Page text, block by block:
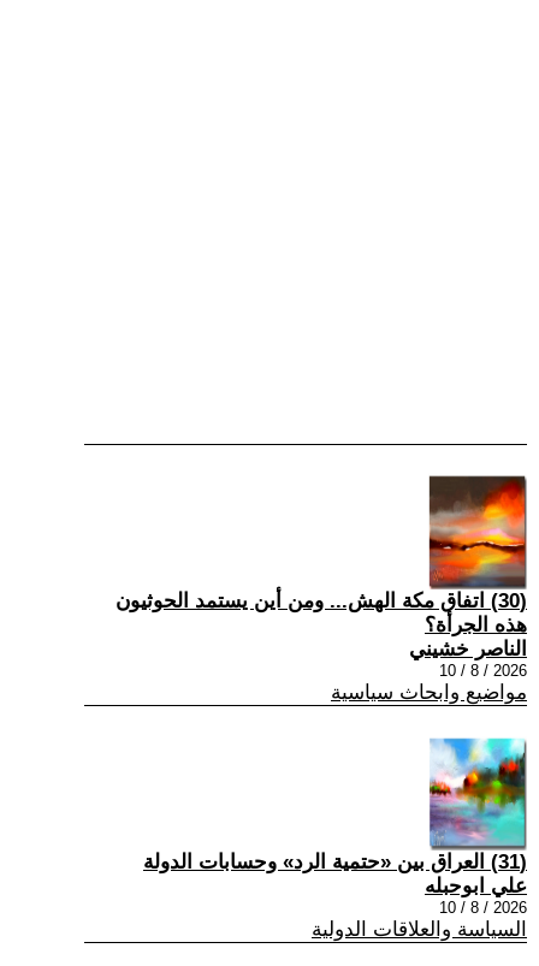
(30) اتفاق مكة الهش... ومن أين يستمد الحوثيون
هذه الجرأة؟
الناصر خشيني
2026 / 8 / 10
مواضيع وابحاث سياسية
(31) العراق بين «حتمية الرد» وحسابات الدولة
علي ابوحبله
2026 / 8 / 10
السياسة والعلاقات الدولية